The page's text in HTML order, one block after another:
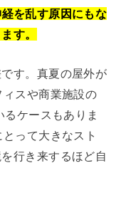
を乱す原因にもな
す。
す。真夏の屋外が
スや商業施設の
ケースもありま
って大きなスト
行き来するほど自